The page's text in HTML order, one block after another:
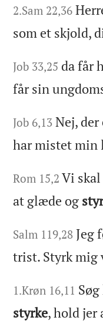
2.Sam 22,36
som et skjold,
Job 33,25 da får
får sin
Job 6,13 Nej,
har mistet min
Rom 15,2 Vi
at glæde og
Salm 119,28 Jeg
trist. Styrk mig
1.Krøn 16,11
styrke, hold